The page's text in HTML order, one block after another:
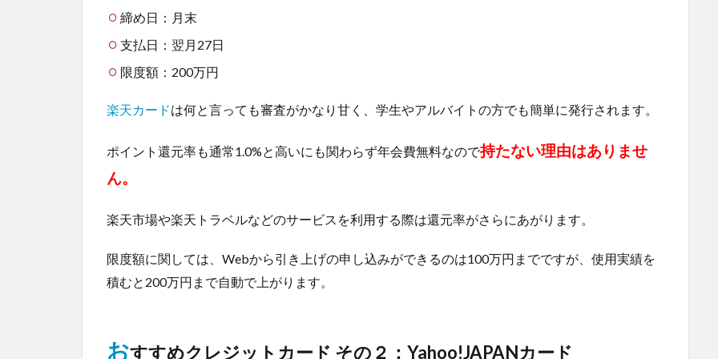
締め日：月末
支払日：翌月27日
限度額：200万円
楽天カードは何と言っても審査がかなり甘く、学生やアルバイトの方でも簡単に発行されます。
ポイント還元率も通常1.0%と高いにも関わらず年会費無料なので持たない理由はありませ
ん。
楽天市場や楽天トラベルなどのサービスを利用する際は還元率がさらにあがります。
限度額に関しては、Webから引き上げの申し込みができるのは100万円までですが、使用実績を
積むと200万円まで自動で上がります。
おすすめクレジットカード その２：Yahoo!JAPANカード